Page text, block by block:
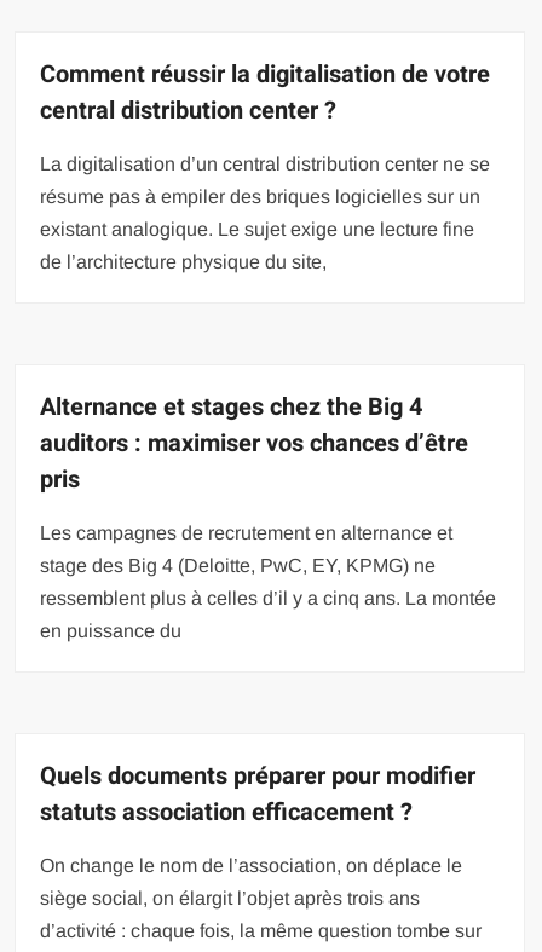
Comment réussir la digitalisation de votre
central distribution center ?
La digitalisation d’un central distribution center ne se
résume pas à empiler des briques logicielles sur un
existant analogique. Le sujet exige une lecture fine
de l’architecture physique du site,
Alternance et stages chez the Big 4
auditors : maximiser vos chances d’être
pris
Les campagnes de recrutement en alternance et
stage des Big 4 (Deloitte, PwC, EY, KPMG) ne
ressemblent plus à celles d’il y a cinq ans. La montée
en puissance du
Quels documents préparer pour modifier
statuts association efficacement ?
On change le nom de l’association, on déplace le
siège social, on élargit l’objet après trois ans
d’activité : chaque fois, la même question tombe sur